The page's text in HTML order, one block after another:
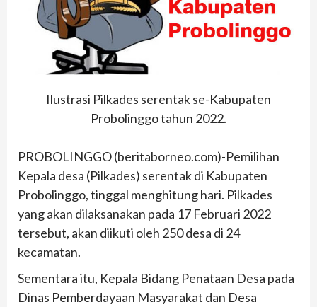
Ilustrasi Pilkades serentak se-Kabupaten
Probolinggo tahun 2022.
PROBOLINGGO (beritaborneo.com)-Pemilihan
Kepala desa (Pilkades) serentak di Kabupaten
Probolinggo, tinggal menghitung hari. Pilkades
yang akan dilaksanakan pada 17 Februari 2022
tersebut, akan diikuti oleh 250 desa di 24
kecamatan.
Sementara itu, Kepala Bidang Penataan Desa pada
Dinas Pemberdayaan Masyarakat dan Desa